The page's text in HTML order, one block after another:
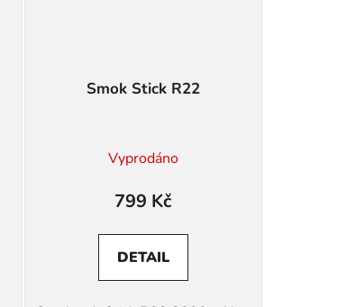
Smok Stick R22
Vyprodáno
799 Kč
DETAIL